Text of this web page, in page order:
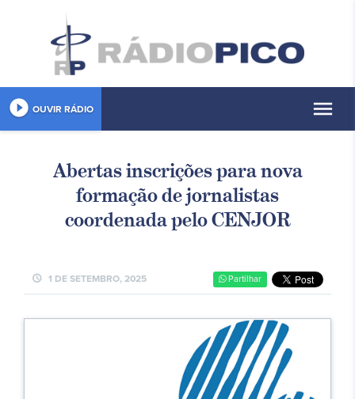
play_circle_filled OUVIR RÁDIO menu
Abertas inscrições para nova
formação de jornalistas
coordenada pelo CENJOR
schedule 1 DE SETEMBRO, 2025 Partilhar